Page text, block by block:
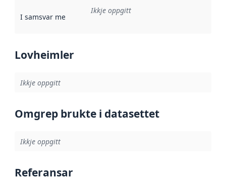
I samsvar med Referanse til ei implementeringsregel eller
Ikkje oppgitt
Lovheimler
Ikkje oppgitt
Omgrep brukte i datasettet
Ikkje oppgitt
Referansar